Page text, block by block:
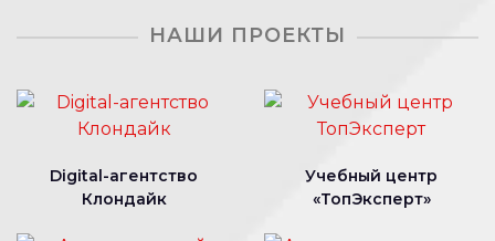
НАШИ ПРОЕКТЫ
Digital-агентство
Клондайк
Учебный центр
«ТопЭксперт»